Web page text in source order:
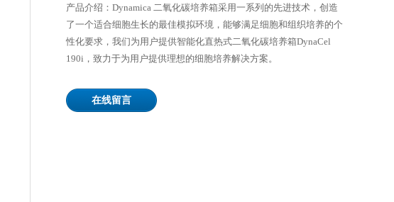
产品介绍：Dynamica 二氧化碳培养箱采用一系列的先进技术，创造
了一个适合细胞生长的最佳模拟环境，能够满足细胞和组织培养的个
性化要求，我们为用户提供智能化直热式二氧化碳培养箱DynaCel
190i，致力于为用户提供理想的细胞培养解决方案。
在线留言